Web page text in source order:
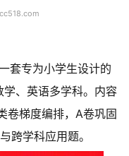
套专为小学生设计的
、英语多学科。内容
卷梯度编排，A卷巩固
跨学科应用题。